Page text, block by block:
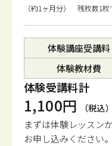
（約1ヶ月分） 残枚数1
体験講座受講料
体験教材費
体験受講料計
1,100円 （税込）
まずは体験レッスン
お申し込みください。